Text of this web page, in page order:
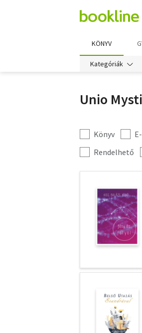
KÖNYV
Kategóriák
Unio
Kategória
szűrés
Könyv
További
szűrők
Rendelhető